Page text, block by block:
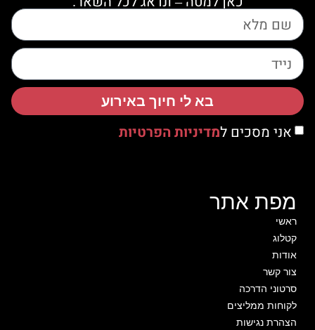
אני מסכים למדיניות הפרטיות
בא לי חיוך באירוע
מפת אתר
ראשי
קטלוג
אודות
צור קשר
סרטוני הדרכה
לקוחות ממליצים
הצהרת נגישות